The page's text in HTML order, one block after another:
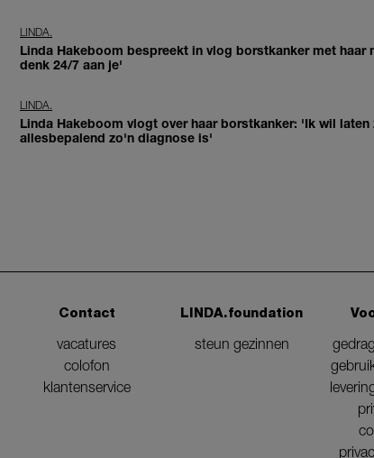
LINDA.
Linda Hakeboom bespreekt in vlog borstkanker met haar
denk 24/7 aan je'
LINDA.
Linda Hakeboom vlogt over haar borstkanker: 'Ik wil laten
allesbepalend zo'n diagnose is'
Contact
vacatures
colofon
klantenservice
LINDA.foundation
steun gezinnen